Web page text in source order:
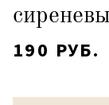
190 РУБ.